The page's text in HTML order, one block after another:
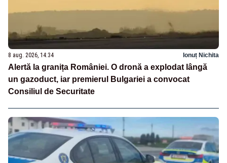
8 aug. 2026, 14:34 Ionuț Nichita
Alertă la granița României. O dronă a explodat lângă
un gazoduct, iar premierul Bulgariei a convocat
Consiliul de Securitate